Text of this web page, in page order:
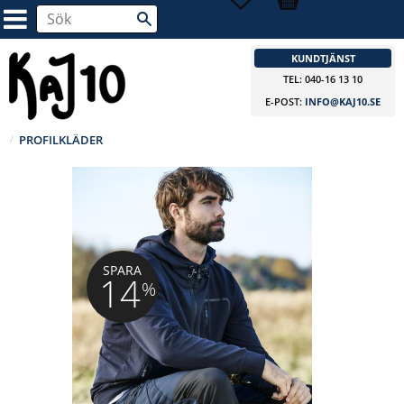
KUNDTJÄNST
TEL: 040-16 13 10
E-POST: INFO@KAJ10.SE
PROFILKLÄDER
SPARA
14%